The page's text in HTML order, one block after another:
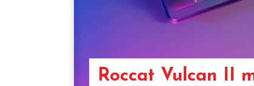
Roccat Vulcan II